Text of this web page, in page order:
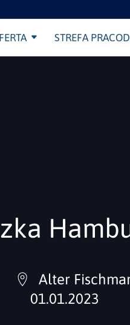
STREFA
Alter
01.01.2023